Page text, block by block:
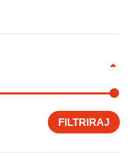
FILTRIRAJ